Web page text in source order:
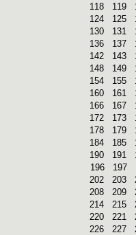
118
119
124
125
130
131
136
137
142
143
148
149
154
155
160
161
166
167
172
173
178
179
184
185
190
191
196
197
202
203
208
209
214
215
220
221
226
227